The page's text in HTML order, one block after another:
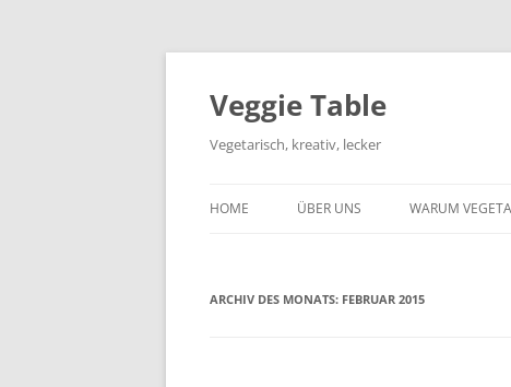
Zum
Veggie Table
Vegetarisch, kreativ, lecker
HOME ÜBER UNS WARUM
ARCHIV DES MONATS: FEBRUAR 2015